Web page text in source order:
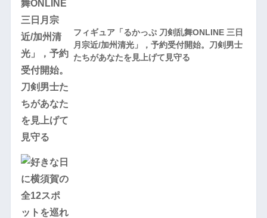
フィギュア「るかっぷ 刀剣乱舞ONLINE 三日
月宗近/加州清光」，予約受付開始。刀剣男士
たちがあなたを見上げて見守る